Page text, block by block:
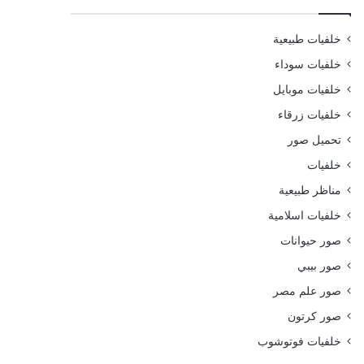
خلفيات طبيعية
خلفيات سوداء
خلفيات موبايل
خلفيات زرقاء
تحميل صور
خلفيات
مناظر طبيعية
خلفيات اسلامية
صور حيوانات
صور بيبي
صور علم مصر
صور كرتون
خلفيات فوتوشوب